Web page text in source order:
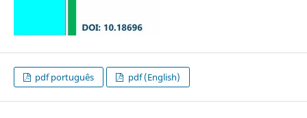
pdf português pdf (English)